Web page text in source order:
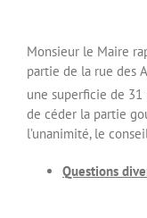
Monsieur le Maire
partie de la rue des
une superficie de 31
de céder la partie
l’unanimité, le
Questions